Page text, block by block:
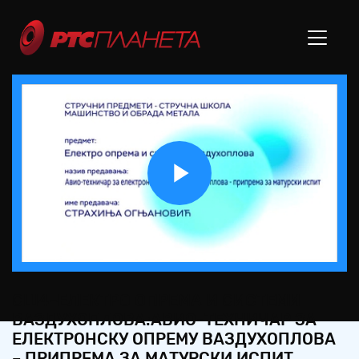
Play
Video
ВАЗДУХОПЛОВА:АВИО-ТЕХНИЧАР ЗА
ЕЛЕКТРОНСКУ ОПРЕМУ ВАЗДУХОПЛОВА